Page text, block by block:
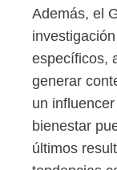
Además, el
específicos,
generar
un
bienestar
últimos